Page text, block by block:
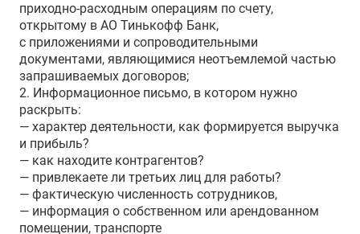
приходно-расходным операциям по счету,
открытому в АО Тинькофф Банк,
с приложениями и сопроводительными
документами, являющимися неотъемлемой частью
запрашиваемых договоров;
2. Информационное письмо, в котором нужно
раскрыть:
— характер деятельности, как формируется выручка
и прибыль?
— как находите контрагентов?
— привлекаете ли третьих лиц для работы?
— фактическую численность сотрудников,
— информация о собственном или арендованном
помещении, транспорте